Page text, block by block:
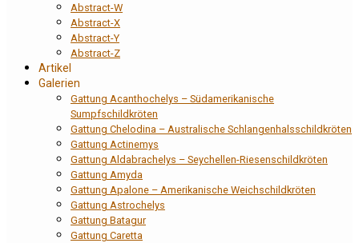
Abstract-W
Abstract-X
Abstract-Y
Abstract-Z
Artikel
Galerien
Gattung Acanthochelys – Südamerikanische
Sumpfschildkröten
Gattung Chelodina – Australische Schlangenhalsschildkröten
Gattung Actinemys
Gattung Aldabrachelys – Seychellen-Riesenschildkröten
Gattung Amyda
Gattung Apalone – Amerikanische Weichschildkröten
Gattung Astrochelys
Gattung Batagur
Gattung Caretta